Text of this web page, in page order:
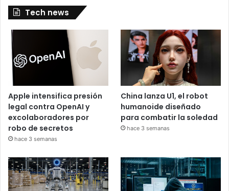
Tech news
Apple intensifica presión
legal contra OpenAI y
excolaboradores por
robo de secretos
hace 3 semanas
China lanza U1, el robot
humanoide diseñado
para combatir la soledad
hace 3 semanas